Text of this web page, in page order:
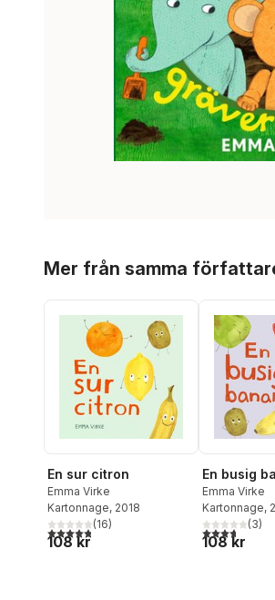
Mer från samma
En sur citron
Emma Virke
Kartonnage, 2018
4,8utav 5 stjärnor. Totalt antal röster:
(16)
108 kr
En busig
Emma Virke
Kartonnage,
3,7utav 5(3)
108 kr